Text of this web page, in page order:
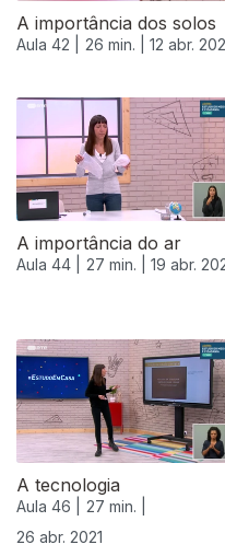
A importância dos solos
Aula 42 | 26 min. | 12 abr.
A importância do ar
Aula 44 | 27 min. | 19 abr.
A tecnologia
Aula 46 |
27 min. |
26 abr. 2021
540366